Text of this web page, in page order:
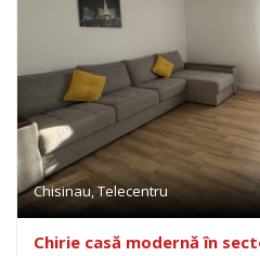
Chisinau, Telecentru
Chirie casă modernă în